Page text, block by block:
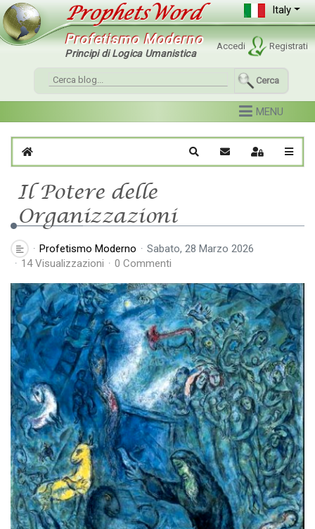
Italy
Profetismo Moderno
Principi di Logica Umanistica
Cerca
Home Cerca Iscriviti al blog
Sign In
Il Potere delle
Organizzazioni
Profetismo Moderno
Sabato, 28 Marzo 2026
14 Visualizzazioni
0 Commenti
Accedi Registrati